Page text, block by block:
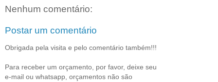
Nenhum comentário:
Postar um comentário
Obrigada pela visita e pelo comentário também!!!
Para receber um orçamento, por favor, deixe seu
e-mail ou whatsapp, orçamentos não são